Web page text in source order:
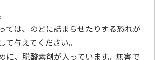
レ 飛び散
臭・抗菌サ
ムデンタルコーン
ぐるぐるボーン型 S
…
470円
チ 健康に育つ子ね
こ用 まぐろ・かつ
120円
ては、のどに詰まらせたりする恐れが
与えてください。
に、脱酸素剤が入っています。無害で